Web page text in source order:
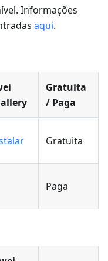
Informações
aqui.
Gratuita
/ Paga
Gratuita
Paga